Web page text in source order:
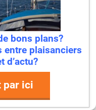
de vos données
24 et antila
19 h 11 min
bons plans?
entre plaisanciers
d’actu?
par ici